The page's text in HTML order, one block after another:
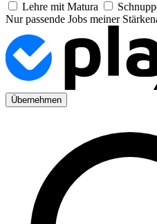
Lehre mit Matura
Nur passende Jobs meiner
Übernehmen